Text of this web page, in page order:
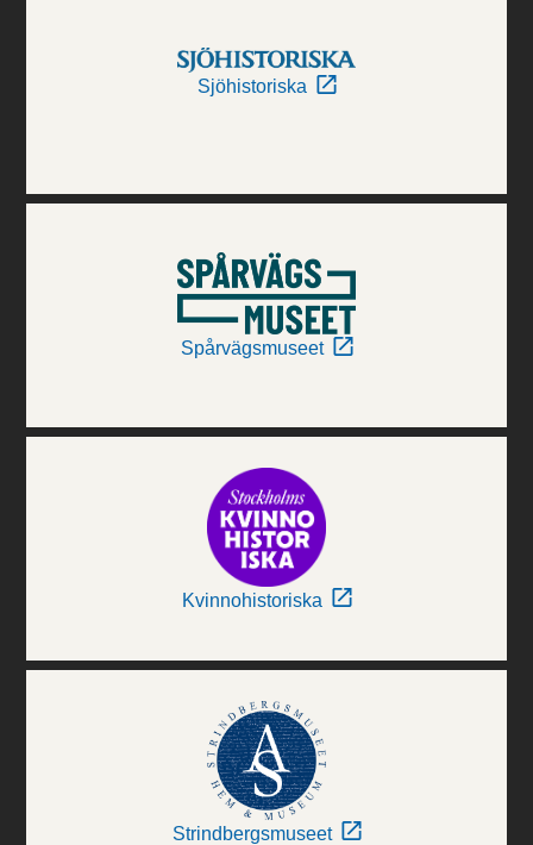
Sjöhistoriska
Spårvägsmuseet
Kvinnohistoriska
Strindbergsmuseet